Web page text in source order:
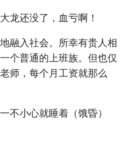
龙还没了，血亏啊！
融入社会。所幸有贵人相
个普通的上班族。但也仅
师，每个月工资就那么
不小心就睡着（饿昏）